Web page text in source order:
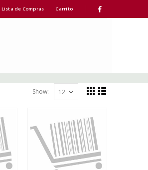
Lista de Compras Carrito
Show: